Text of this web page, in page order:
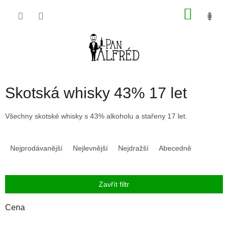
Skotská whisky 43% 17 let
Všechny skotské whisky s 43% alkoholu a stařeny 17 let.
í
p
Nejprodávanější Nejlevnější Nejdražší Abecedně
Zavřít filtr
Cena